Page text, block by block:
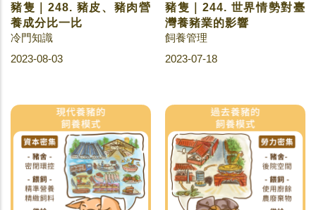
豬隻｜248. 豬皮、豬肉營
養成分比一比
冷門知識
2023-08-03
豬隻｜244. 世界情勢對臺
灣養豬業的影響
飼養管理
2023-07-18